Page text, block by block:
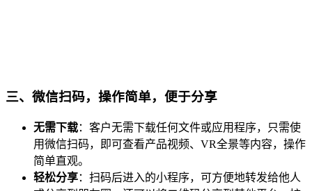
三、微信扫码，操作简单，便于分享
无需下载：客户无需下载任何文件或应用程序，只需使
用微信扫码，即可查看产品视频、VR全景等内容，操作
简单直观。
轻松分享：扫码后进入的小程序，可方便地转发给他人